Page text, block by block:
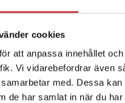
cookies
att anpassa innehållet
Vi vidarebefordrar även
med. Dessa
de har samlat in när du